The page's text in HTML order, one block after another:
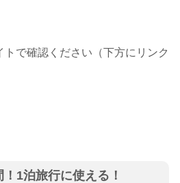
で確認ください（下方にリンク
1泊旅行に使える！